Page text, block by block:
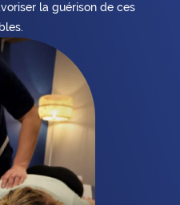
la guérison de ces